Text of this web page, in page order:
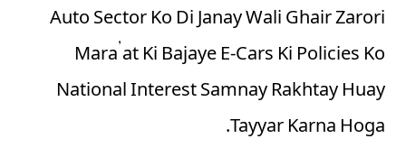
Auto Sector Ko Di Janay Wali Ghair Zarori
Mara’at Ki Bajaye E-Cars Ki Policies Ko
National Interest Samnay Rakhtay Huay
Tayyar Karna Hoga.